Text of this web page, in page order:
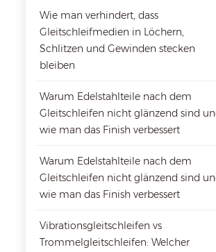
Wie man verhindert, dass
Gleitschleifmedien in Löchern,
Schlitzen und Gewinden stecken
bleiben
Warum Edelstahlteile nach dem
Gleitschleifen nicht glänzend sind
wie man das Finish verbessert
Warum Edelstahlteile nach dem
Gleitschleifen nicht glänzend sind
wie man das Finish verbessert
Vibrationsgleitschleifen vs
Trommelgleitschleifen: Welcher